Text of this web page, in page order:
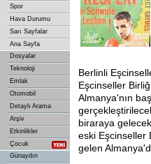
Spor
Hava Durumu
Sarı Sayfalar
Ana Sayfa
Dosyalar
Teknoloji
Emlak
Otomobil
Detaylı Arama
Arşiv
Etkinlikler
Çocuk
Günaydın
Berlinli
Eşcinseller
Almanya'nın
biraraya
eski Eşcinseller
gelen